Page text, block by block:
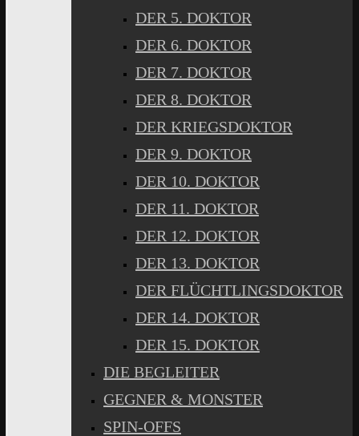
DER 5. DOKTOR
DER 6. DOKTOR
DER 7. DOKTOR
DER 8. DOKTOR
DER KRIEGSDOKTOR
DER 9. DOKTOR
DER 10. DOKTOR
DER 11. DOKTOR
DER 12. DOKTOR
DER 13. DOKTOR
DER FLÜCHTLINGSDOKTOR
DER 14. DOKTOR
DER 15. DOKTOR
DIE BEGLEITER
GEGNER & MONSTER
SPIN-OFFS